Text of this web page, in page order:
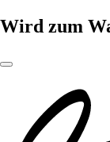
Wird zum